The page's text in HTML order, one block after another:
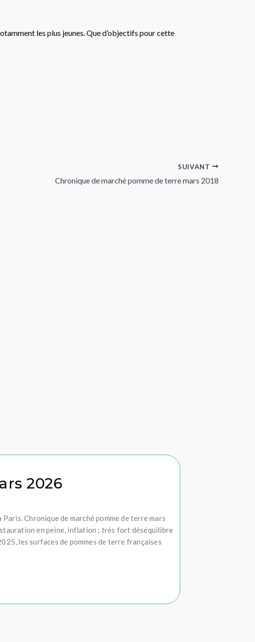
les plus jeunes. Que d’objectifs pour cette
SUIVANT
Chronique de marché pomme de terre mars 2018
2026
Chronique de marché pomme de terre mars
en peine, inflation ; très fort déséquilibre
les surfaces de pommes de terre françaises